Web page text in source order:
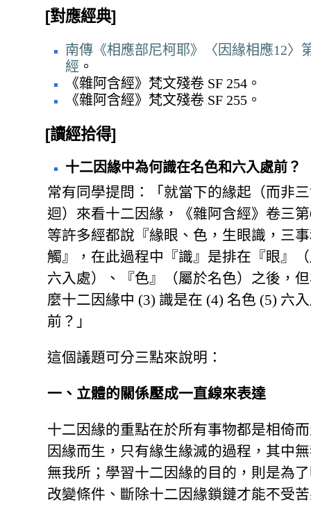
[對應經典]
南傳《相應部尼柯耶》〈因緣相應12〉
經 。
《雜阿含經》梵文殘卷 SF 254。
《雜阿含經》梵文殘卷 SF 255。
[讀經拾得]
十二因緣中為何識在名色和六入處前？
常有同學提問：「就當下的緣起（而非
迴）來看十二因緣，《雜阿含經》卷三
等許多經都說『緣眼、色，生眼識，三
觸』，在此過程中『識』是排在『眼』
六入處）、『色』（屬於名色）之後，
麼十二因緣中 (3) 識是在 (4) 名色 (5) 六
前？」
這個議題可分三點來說明：
一、立體的關係壓成一直線來表達
十二因緣的重點在於所有事物都是相倚
因緣而生，只有緣生緣滅的過程，其中
無我所；學習十二因緣的目的，則是為
改變條件、斷除十二因緣鎖鏈才能不受